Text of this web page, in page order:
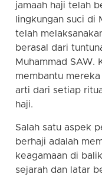
jamaah haji telah
lingkungan suci di
telah
berasal dari
Muhammad SAW.
membantu
arti dari setiap
haji.
Salah satu aspek
berhaji adalah
keagamaan di
sejarah dan latar